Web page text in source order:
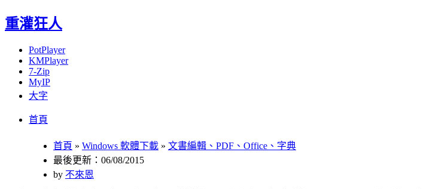
重灌狂人
PotPlayer
KMPlayer
7-Zip
MyIP
大字
首頁
首頁 » Windows 軟體下載 » 文書編輯、PDF、Office、字典
最後更新：06/08/2015
by 不來恩